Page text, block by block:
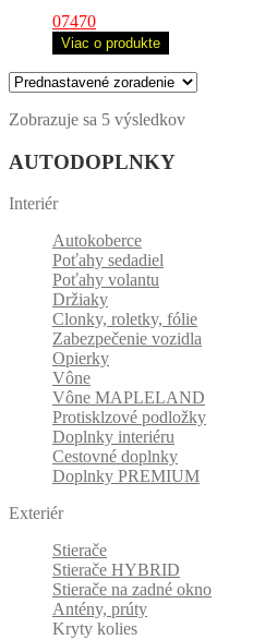
07470
Viac o produkte
Zobrazuje sa 5 výsledkov
AUTODOPLNKY
Interiér
Autokoberce
Poťahy sedadiel
Poťahy volantu
Držiaky
Clonky, roletky, fólie
Zabezpečenie vozidla
Opierky
Vône
Vône MAPLELAND
Protisklzové podložky
Doplnky interiéru
Cestovné doplnky
Doplnky PREMIUM
Exteriér
Stierače
Stierače HYBRID
Stierače na zadné okno
Antény, prúty
Kryty kolies